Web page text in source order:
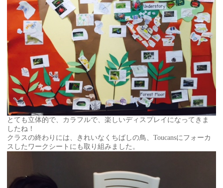
とても立体的で、カラフルで、楽しいディスプレイになってきま
したね！
クラスの終わりには、きれいなくちばしの鳥、Toucansにフォーカ
スしたワークシートにも取り組みました。